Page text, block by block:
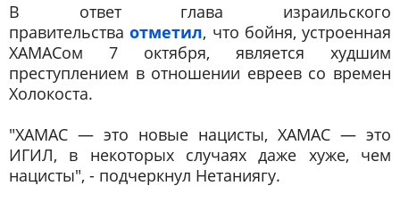
В ответ глава израильского
правительстваотметил, что бойня, устроенная
ХАМАСом 7 октября, является худшим
преступлением в отношении евреев со времен
Холокоста.
"ХАМАС — это новые нацисты, ХАМАС — это
ИГИЛ, в некоторых случаях даже хуже, чем
нацисты", - подчеркнул Нетаниягу.